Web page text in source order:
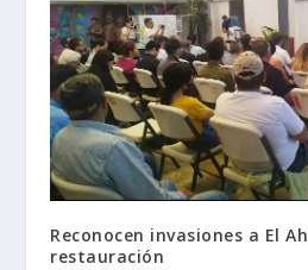
Reconocen invasiones a El
restauración